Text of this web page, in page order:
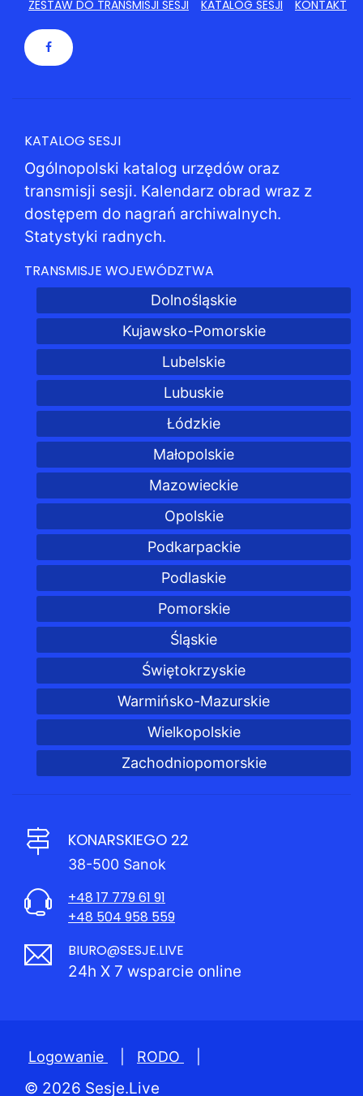
ZESTAW DO TRANSMISJI SESJI
KATALOG SESJI KONTAKT
KATALOG SESJI
Ogólnopolski katalog urzędów oraz
transmisji sesji. Kalendarz obrad wraz z
dostępem do nagrań archiwalnych.
Statystyki radnych.
TRANSMISJE WOJEWÓDZTWA
Dolnośląskie
Kujawsko-Pomorskie
Lubelskie
Lubuskie
Łódzkie
Małopolskie
Mazowieckie
Opolskie
Podkarpackie
Podlaskie
Pomorskie
Śląskie
Świętokrzyskie
Warmińsko-Mazurskie
Wielkopolskie
Zachodniopomorskie
KONARSKIEGO 22
38-500 Sanok
+48 17 779 61 91
+48 504 958 559
BIURO@SESJE.LIVE
24h X 7 wsparcie online
Logowanie RODO
© 2026 Sesje.Live